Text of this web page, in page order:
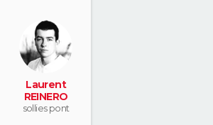
Laurent
REINERO
sollies pont